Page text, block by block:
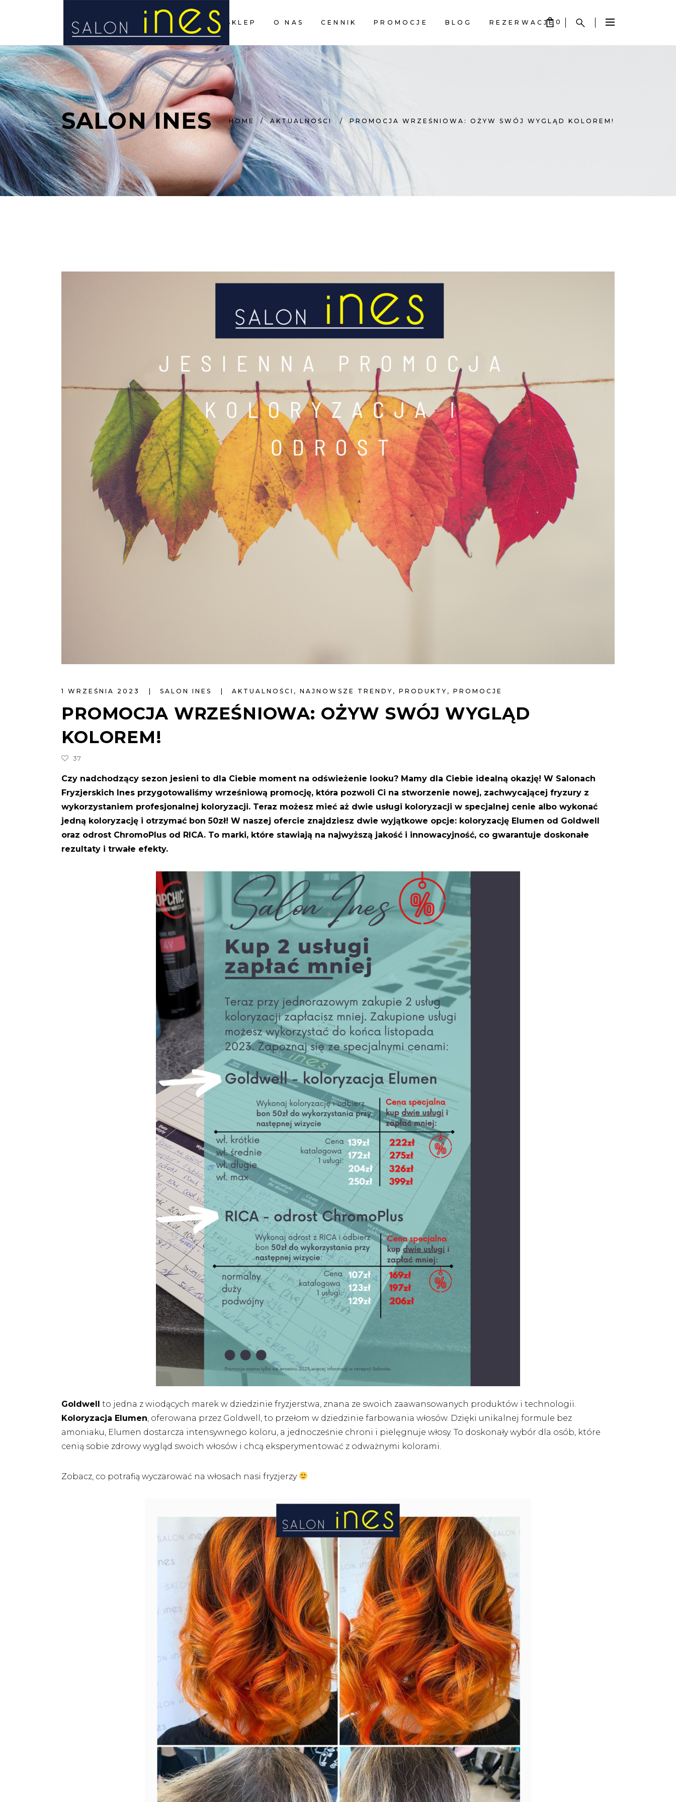
STRONA GŁÓWNA SKLEP O NAS CENNIK PROMOCJE BLOG REZERWACJE 0
SALON INES HOME /AKTUALNOŚCI / PROMOCJA WRZEŚNIOWA: OŻYW SWÓJ WYGLĄD KOLOREM!
1 WRZEŚNIA 2023 SALON INES AKTUALNOŚCI , NAJNOWSZE TRENDY , PRODUKTY , PROMOCJE
PROMOCJA WRZEŚNIOWA: OŻYW SWÓJ WYGLĄD
KOLOREM!
37
Czy nadchodzący sezon jesieni to dla Ciebie moment na odświeżenie looku? Mamy dla Ciebie idealną okazję! W Salonach
Fryzjerskich Ines przygotowaliśmy wrześniową promocję, która pozwoli Ci na stworzenie nowej, zachwycającej fryzury z
wykorzystaniem profesjonalnej koloryzacji. Teraz możesz mieć aż dwie usługi koloryzacji w specjalnej cenie albo wykonać
jedną koloryzację i otrzymać bon 50zł! W naszej ofercie znajdziesz dwie wyjątkowe opcje: koloryzację Elumen od Goldwell
oraz odrost ChromoPlus od RICA. To marki, które stawiają na najwyższą jakość i innowacyjność, co gwarantuje doskonałe
rezultaty i trwałe efekty.
Goldwell to jedna z wiodących marek w dziedzinie fryzjerstwa, znana ze swoich zaawansowanych produktów i technologii.
Koloryzacja Elumen , oferowana przez Goldwell, to przełom w dziedzinie farbowania włosów. Dzięki unikalnej formule bez
amoniaku, Elumen dostarcza intensywnego koloru, a jednocześnie chroni i pielęgnuje włosy. To doskonały wybór dla osób, które
cenią sobie zdrowy wygląd swoich włosów i chcą eksperymentować z odważnymi kolorami.
Zobacz, co potrafią wyczarować na włosach nasi fryzjerzy